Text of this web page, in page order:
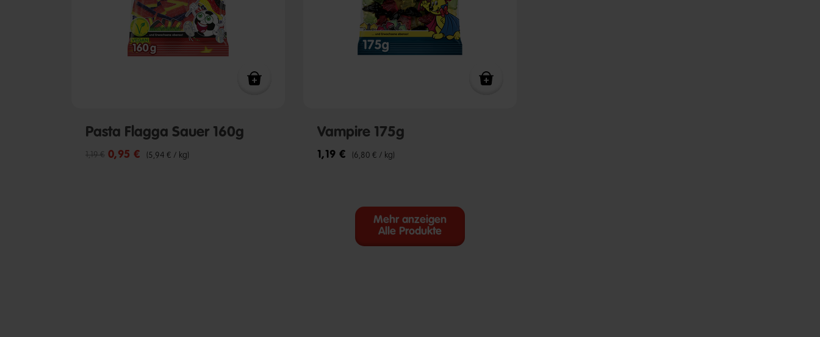
Pasta Flagga Sauer 160g
Reduzierter Preis von
1,19 €bis0,95 € (5,94 € / kg)
Vampire 175g
1,19 € (6,80 € / kg)
Mehr anzeigen
Alle Produkte